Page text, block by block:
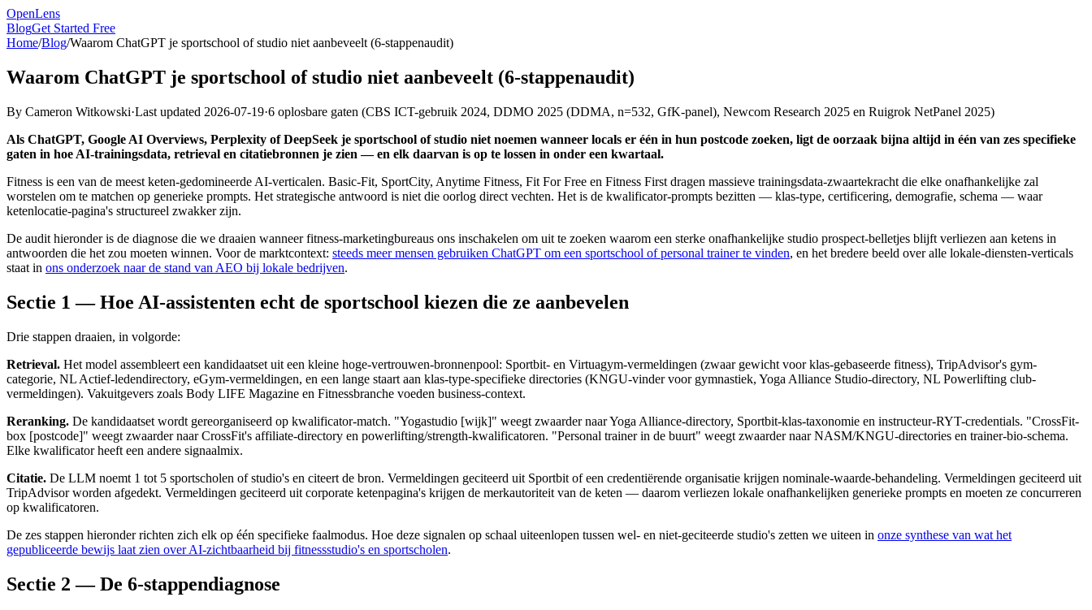
OpenLens
BlogGet Started Free
Home/Blog/Waarom ChatGPT je sportschool of studio niet aanbeveelt (6-stappenaudit)
Waarom ChatGPT je sportschool of studio niet aanbeveelt (6-stappenaudit)
By Cameron Witkowski·Last updated 2026-07-19·6 oplosbare gaten (CBS ICT-gebruik 2024, DDMO 2025 (DDMA, n=532, GfK-panel), Newcom Research 2025 en Ruigrok NetPanel 2025)
Als ChatGPT, Google AI Overviews, Perplexity of DeepSeek je sportschool of studio niet noemen wanneer locals er één in hun postcode zoeken, ligt de oorzaak bijna altijd in één van zes specifieke
gaten in hoe AI-trainingsdata, retrieval en citatiebronnen je zien — en elk daarvan is op te lossen in onder een kwartaal.
Fitness is een van de meest keten-gedomineerde AI-verticalen. Basic-Fit, SportCity, Anytime Fitness, Fit For Free en Fitness First dragen massieve trainingsdata-zwaartekracht die elke onafhankelijke zal
worstelen om te matchen op generieke prompts. Het strategische antwoord is niet die oorlog direct vechten. Het is de kwalificator-prompts bezitten — klas-type, certificering, demografie, schema — waar
ketenlocatie-pagina's structureel zwakker zijn.
De audit hieronder is de diagnose die we draaien wanneer fitness-marketingbureaus ons inschakelen om uit te zoeken waarom een sterke onafhankelijke studio prospect-belletjes blijft verliezen aan ketens in
antwoorden die het zou moeten winnen. Voor de marktcontext: steeds meer mensen gebruiken ChatGPT om een sportschool of personal trainer te vinden, en het bredere beeld over alle lokale-diensten-verticals
staat in ons onderzoek naar de stand van AEO bij lokale bedrijven.
Sectie 1 — Hoe AI-assistenten echt de sportschool kiezen die ze aanbevelen
Drie stappen draaien, in volgorde:
Retrieval. Het model assembleert een kandidaatset uit een kleine hoge-vertrouwen-bronnenpool: Sportbit- en Virtuagym-vermeldingen (zwaar gewicht voor klas-gebaseerde fitness), TripAdvisor's gym-
categorie, NL Actief-ledendirectory, eGym-vermeldingen, en een lange staart aan klas-type-specifieke directories (KNGU-vinder voor gymnastiek, Yoga Alliance Studio-directory, NL Powerlifting club-
vermeldingen). Vakuitgevers zoals Body LIFE Magazine en Fitnessbranche voeden business-context.
Reranking. De kandidaatset wordt gereorganiseerd op kwalificator-match. "Yogastudio [wijk]" weegt zwaarder naar Yoga Alliance-directory, Sportbit-klas-taxonomie en instructeur-RYT-credentials. "CrossFit-
box [postcode]" weegt zwaarder naar CrossFit's affiliate-directory en powerlifting/strength-kwalificatoren. "Personal trainer in de buurt" weegt zwaarder naar NASM/KNGU-directories en trainer-bio-schema.
Elke kwalificator heeft een andere signaalmix.
Citatie. De LLM noemt 1 tot 5 sportscholen of studio's en citeert de bron. Vermeldingen geciteerd uit Sportbit of een credentiërende organisatie krijgen nominale-waarde-behandeling. Vermeldingen geciteerd uit
TripAdvisor worden afgedekt. Vermeldingen geciteerd uit corporate ketenpagina's krijgen de merkautoriteit van de keten — daarom verliezen lokale onafhankelijken generieke prompts en moeten ze concurreren
op kwalificatoren.
De zes stappen hieronder richten zich elk op één specifieke faalmodus. Hoe deze signalen op schaal uiteenlopen tussen wel- en niet-geciteerde studio's zetten we uiteen in onze synthese van wat het
gepubliceerde bewijs laat zien over AI-zichtbaarheid bij fitnessstudio's en sportscholen.
Sectie 2 — De 6-stappendiagnose